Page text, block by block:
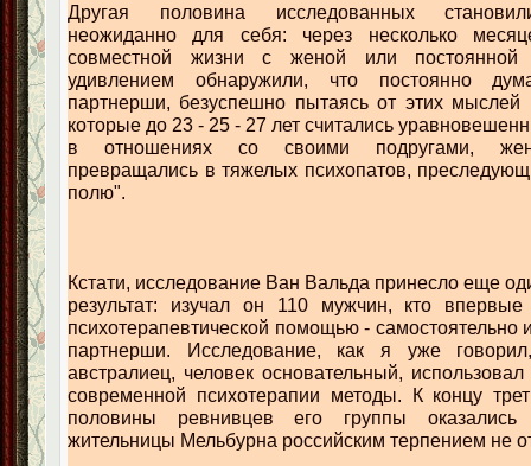
Другая половина исследованных
неожиданно для себя: через несколько
совместной жизни с женой или
удивлением обнаружили, что постоянно
партнерши, безуспешно пытаясь от этих мыслей
которые до 23 - 25 - 27 лет считались
в отношениях со своими подругами,
превращались в тяжелых психопатов,
полю".
Кстати, исследование Ван Вальда принесло еще
результат: изучал он 110 мужчин, кто
психотерапевтической помощью - самостоятельно
партнерши. Исследование, как я уже
австралиец, человек основательный,
современной психотерапии методы. К концу
половины ревнивцев его группы
жительницы Мельбурна российским терпением не